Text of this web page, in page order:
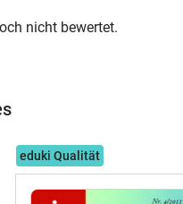
nicht bewertet.
eduki Qualität